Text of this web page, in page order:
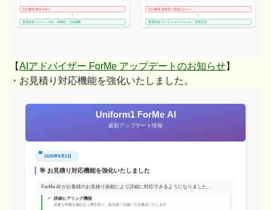
【AIアドバイザー ForMe アップデートのお知らせ】
・お見積り対応機能を強化いたしました。